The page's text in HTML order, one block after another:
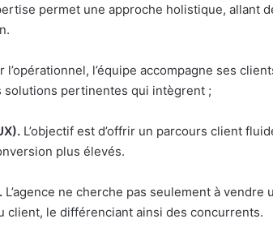
permet une approche holistique, allant
l’opérationnel, l’équipe accompagne ses
pertinentes qui intègrent ;
L’objectif est d’offrir un parcours client
plus élevés.
L’agence ne cherche pas seulement à
client, le différenciant ainsi des concurrents.